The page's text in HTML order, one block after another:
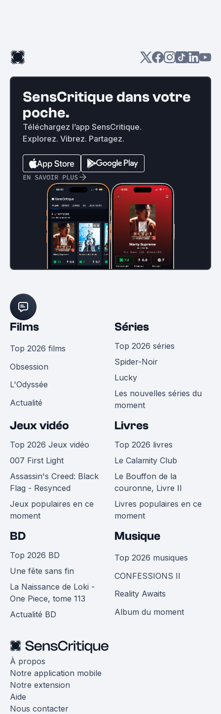
SensCritique dans votre
poche.
Téléchargez l’app SensCritique.
Explorez. Vibrez. Partagez.
EN SAVOIR PLUS
Films
Top 2026 films
Obsession
L'Odyssée
Actualité
Séries
Top 2026 séries
Spider-Noir
Lucky
Les nouvelles séries du
moment
Jeux vidéo
Top 2026 Jeux vidéo
007 First Light
Assassin's Creed: Black
Flag - Resynced
Jeux populaires en ce
moment
Livres
Top 2026 livres
Le Calamity Club
Le Bouffon de la
couronne, Livre II
Livres populaires en ce
moment
BD
Top 2026 BD
Une fête sans fin
La Naissance de Loki -
One Piece, tome 113
Actualité BD
Musique
Top 2026 musiques
CONFESSIONS II
Reality Awaits
Album du moment
À propos
Notre application mobile
Notre extension
Aide
Nous contacter